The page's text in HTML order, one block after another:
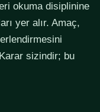
okuma disiplinine
yer alır. Amaç,
sizindir; bu